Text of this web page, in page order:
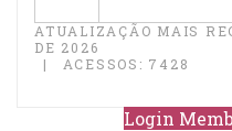
ATUALIZAÇÃO MAIS
DE 2026
ACESSOS: 7428
Login